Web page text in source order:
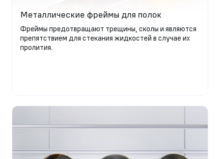
Металлические фреймы для полок
Фреймы предотвращают трещины, сколы и являются
препятствием для стекания жидкостей в случае их
пролития.